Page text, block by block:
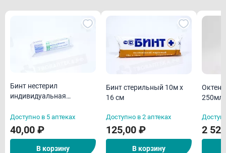
Бинт нестерил
индивидуальная
Доступно в 5 аптеках
40,00 ₽
В корзину
Бинт стерильный 10м х
16 см
Доступно в 2 аптеках
125,00 ₽
В корзину
250мл
во)
2